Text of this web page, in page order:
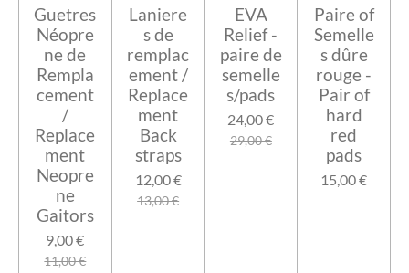
Guetres
Néopre
ne de
Rempla
cement
/
Replace
ment
Neopre
ne
Gaitors
9,00 €
11,00 €
Laniere
s de
remplac
ement /
Replace
ment
Back
straps
12,00 €
13,00 €
EVA
Relief -
paire de
semelle
s/pads
24,00 €
29,00 €
Paire of
Semelle
s dûre
rouge -
Pair of
hard
red
pads
15,00 €